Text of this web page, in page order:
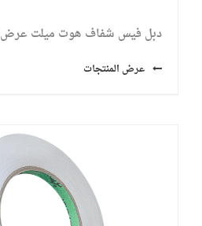
دبل فيس شفاف هوت ميلت عرض 60 سم - طول 45 متر
عرض المنتجات